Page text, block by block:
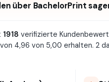
über BachelorPrint
1918 verifizierte
4,96 von 5,00 erhalten. 2